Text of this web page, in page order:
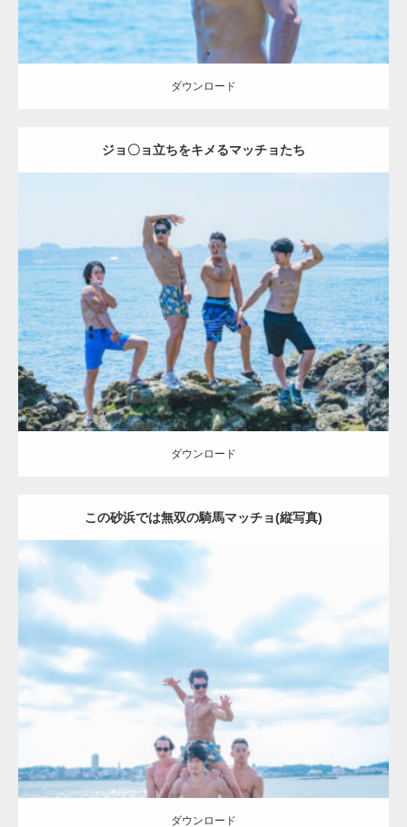
ダウンロード
ジョ〇ョ立ちをキメるマッチョたち
Update: 2023.09.6
Category:海のマッチョ2 inoriAKIHITO(細マッチョ) SOSUKE 外資系
筋肉
腹筋
ダウンロード
ダウンロード
この砂浜では無双の騎馬マッチョ(縦写真)
Category:海のマッチョ2 AKIHITO(細マッチョ) SOSUKE 外資系
ダウンロード
ダウンロード